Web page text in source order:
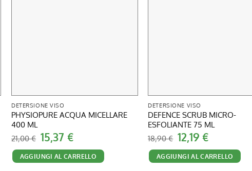
DETERSIONE VISO
PHYSIOPURE ACQUA MICELLARE
400 ML
21,00€ Il
prezzo
originale
era:
21,00 €.
15,37 €Il
prezzo
attuale
è:
15,37 €.
AGGIUNGI AL CARRELLO
DETERSIONE VISO
DEFENCE SCRUB MICRO-
ESFOLIANTE 75 ML
18,90€ Il
prezzo
originale
era:
18,90 €.
12,19 €Il
prezzo
attuale
è:
12,19 €.
AGGIUNGI AL CARRELLO